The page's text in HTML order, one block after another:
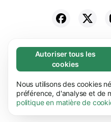
Nécessaires (65)
Les cookies
notre site web utilisable
fonctions de base
Le site web ne peut pas
En savoir plus
Préférences (17)
Autoriser tous les
cookies
Nous utilisons des cookies
préférence, d'analyse et de
politique en matière de
© 2026 Bolt
Fournisseurs
Confidentialité